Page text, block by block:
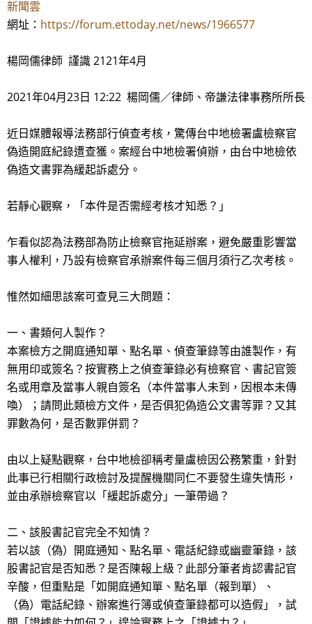
新聞雲
網址： https://forum.ettoday.net/news/1966577
楊岡儒律師 謹識 2121年4月
2021年04月23日 12:22 楊岡儒／律師、帝謙法律事務所所長
近日媒體報導法務部行偵查考核，驚傳台中地檢署盧檢察官
偽造開庭紀錄遭查獲。案經台中地檢署偵辦，由台中地檢依
偽造文書罪為緩起訴處分。
若靜心觀察，「本件是否需經考核才知悉？」
乍看似認為法務部為防止檢察官拖延辦案，避免嚴重影響當
事人權利，乃設有檢察官承辦案件每三個月須行乙次考核。
惟然如細思該案可查見三大問題：
一、書類何人製作？
本案檢方之開庭通知單、點名單、偵查筆錄等由誰製作，有
無用印或簽名？按實務上之偵查筆錄必有檢察官、書記官簽
名或用章及當事人親自簽名（本件當事人未到，因根本未傳
喚）；請問此類檢方文件，是否俱犯偽造公文書等罪？又其
罪數為何，是否數罪併罰？
由以上疑點觀察，台中地檢卻稱考量盧檢因公務繁重，針對
此事已行相關行政檢討及提醒機關同仁不要發生違失情形，
並由承辦檢察官以「緩起訴處分」一筆帶過？
二、該股書記官完全不知情？
若以該（偽）開庭通知、點名單、電話紀錄或幽靈筆錄，該
股書記官是否知悉？是否陳報上級？此部分筆者肯認書記官
辛酸，但重點是「如開庭通知單、點名單（報到單）、
（偽）電話紀錄、辦案進行簿或偵查筆錄都可以造假」，試